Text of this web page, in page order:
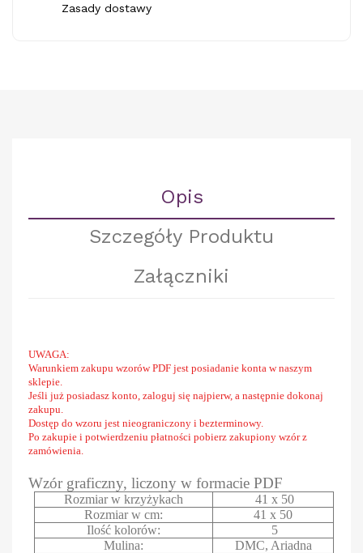
Zasady dostawy
Opis
Szczegóły Produktu
Załączniki
UWAGA:
Warunkiem zakupu wzorów PDF jest posiadanie konta w naszym
sklepie.
Jeśli już posiadasz konto, zaloguj się najpierw, a następnie dokonaj
zakupu.
Dostęp do wzoru jest nieograniczony i bezterminowy.
Po zakupie i potwierdzeniu płatności pobierz zakupiony wzór z
zamówienia.
Wzór graficzny, liczony w formacie PDF
Rozmiar w krzyżykach
41 x 50
Rozmiar w cm:
41 x 50
Ilość kolorów:
5
Mulina:
DMC, Ariadna